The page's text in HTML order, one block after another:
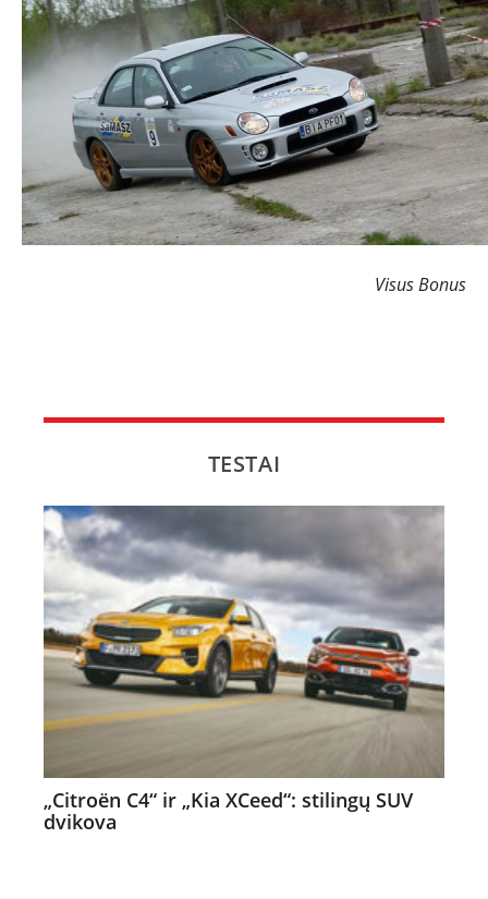
Visus Bonus
TESTAI
„Citroën C4“ ir „Kia XCeed“: stilingų SUV
dvikova